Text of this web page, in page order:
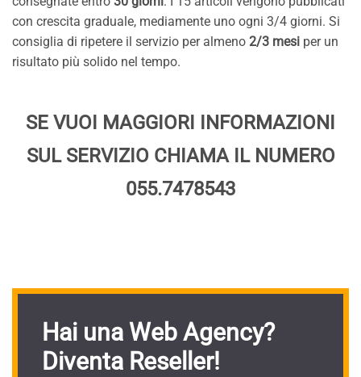
con crescita graduale, mediamente uno ogni 3/4 giorni. Si
consiglia di ripetere il servizio per almeno 2/3 mesi per un
risultato più solido nel tempo.
SE VUOI MAGGIORI INFORMAZIONI
SUL SERVIZIO CHIAMA IL NUMERO
055.7478543
Hai una Web Agency?
Diventa Reseller!